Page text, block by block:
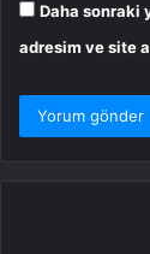
Daha sonraki
adresim ve site